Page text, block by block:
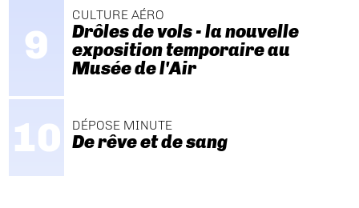
CULTURE AÉRO
Drôles de vols - la nouvelle
exposition temporaire au
Musée de l'Air
DÉPOSE MINUTE
De rêve et de sang